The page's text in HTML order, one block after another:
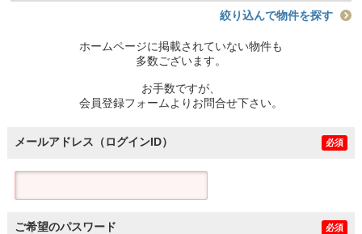
住宅ローン控除シミュレータ
絞り込んで物件を探す
ホームページに掲載されていない物件も
多数ございます。
お手数ですが、
会員登録フォームよりお問合せ下さい。
メールアドレス（ログインID） 必須
ご希望のパスワード 必須